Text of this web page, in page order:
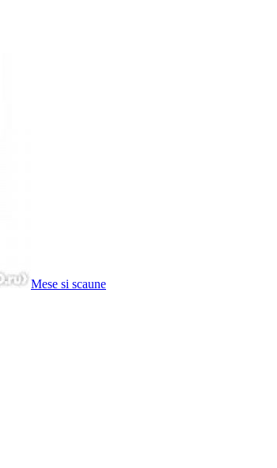
Mese si scaune